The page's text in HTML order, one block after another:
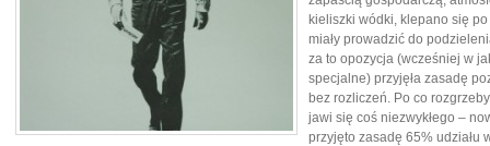
kieliszki wódki, klepano się
miały prowadzić do
za to opozycja (wcześniej w
specjalne) przyjęła zasadę
bez rozliczeń. Po co
jawi się coś niezwykłego –
przyjęto zasadę 65% udziału